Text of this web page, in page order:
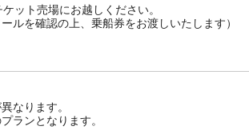
ット売場にお越しください。
ルを確認の上、乗船券をお渡しいたします）
なります。
ランとなります。